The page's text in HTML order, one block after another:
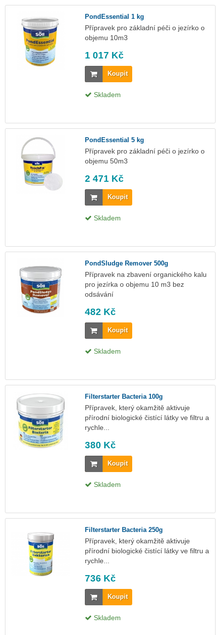
PondEssential 1 kg
Přípravek pro základní péči o jezírko o
objemu 10m3
1 017 Kč
Koupit
Skladem
PondEssential 5 kg
Přípravek pro základní péči o jezírko o
objemu 50m3
2 471 Kč
Koupit
Skladem
PondSludge Remover 500g
Přípravek na zbavení organického kalu
pro jezírka o objemu 10 m3 bez
odsávání
482 Kč
Koupit
Skladem
Filterstarter Bacteria 100g
Přípravek, který okamžitě aktivuje
přírodní biologické čistící látky ve filtru a
rychle...
380 Kč
Koupit
Skladem
Filterstarter Bacteria 250g
Přípravek, který okamžitě aktivuje
přírodní biologické čistící látky ve filtru a
rychle...
736 Kč
Koupit
Skladem